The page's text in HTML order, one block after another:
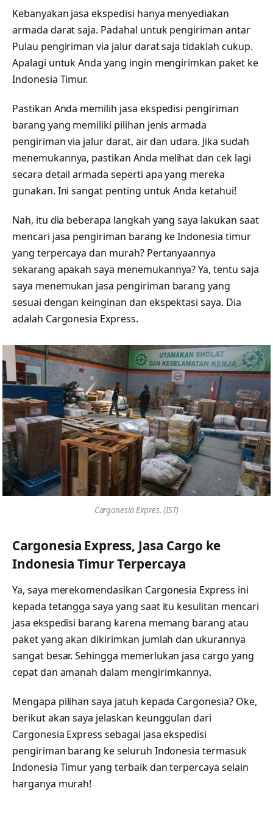
Kebanyakan jasa ekspedisi hanya menyediakan
armada darat saja. Padahal untuk pengiriman antar
Pulau pengiriman via jalur darat saja tidaklah cukup.
Apalagi untuk Anda yang ingin mengirimkan paket ke
Indonesia Timur.
Pastikan Anda memilih jasa ekspedisi pengiriman
barang yang memiliki pilihan jenis armada
pengiriman via jalur darat, air dan udara. Jika sudah
menemukannya, pastikan Anda melihat dan cek lagi
secara detail armada seperti apa yang mereka
gunakan. Ini sangat penting untuk Anda ketahui!
Nah, itu dia beberapa langkah yang saya lakukan saat
mencari jasa pengiriman barang ke Indonesia timur
yang terpercaya dan murah? Pertanyaannya
sekarang apakah saya menemukannya? Ya, tentu saja
saya menemukan jasa pengiriman barang yang
sesuai dengan keinginan dan ekspektasi saya. Dia
adalah Cargonesia Express.
Cargonesia Expres. (IST)
Cargonesia Express, Jasa Cargo ke
Indonesia Timur Terpercaya
Ya, saya merekomendasikan Cargonesia Express ini
kepada tetangga saya yang saat itu kesulitan mencari
jasa ekspedisi barang karena memang barang atau
paket yang akan dikirimkan jumlah dan ukurannya
sangat besar. Sehingga memerlukan jasa cargo yang
cepat dan amanah dalam mengirimkannya.
Mengapa pilihan saya jatuh kepada Cargonesia? Oke,
berikut akan saya jelaskan keunggulan dari
Cargonesia Express sebagai jasa ekspedisi
pengiriman barang ke seluruh Indonesia termasuk
Indonesia Timur yang terbaik dan terpercaya selain
harganya murah!